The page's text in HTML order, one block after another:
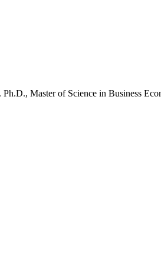
Master of Science in Business